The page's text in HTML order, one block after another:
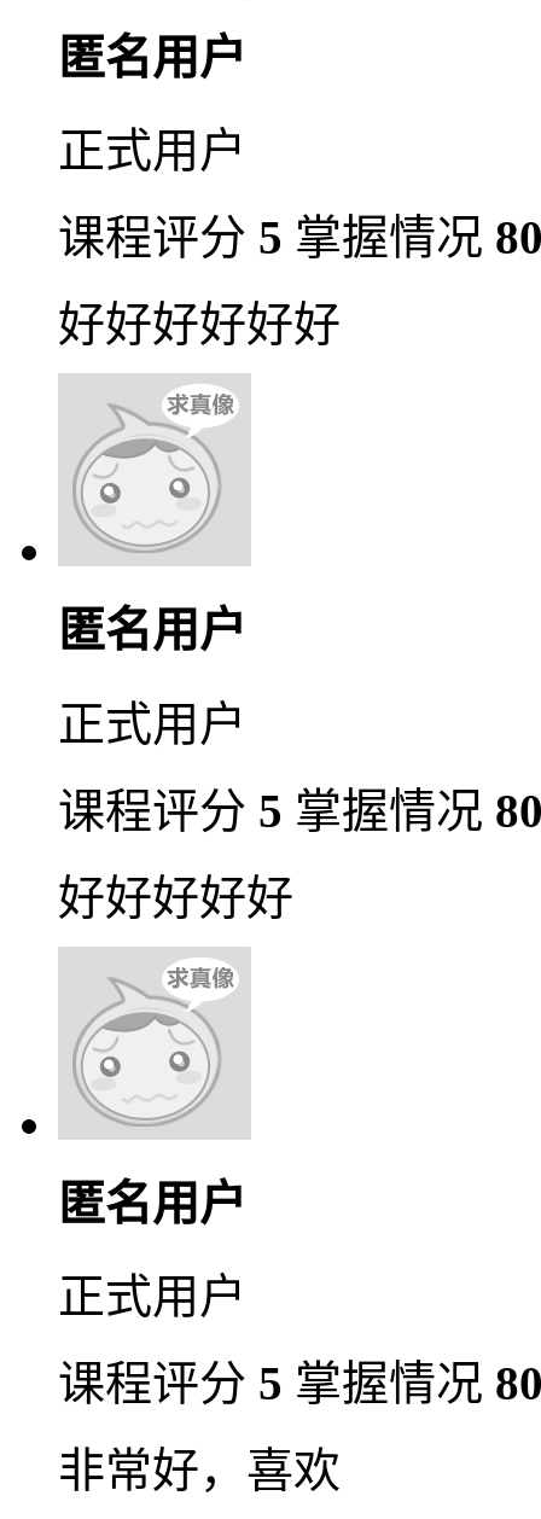
匿名用户
正式用户
课程评分 5 掌握情况
好好好好好好
匿名用户
正式用户
课程评分 5 掌握情况
好好好好好
匿名用户
正式用户
课程评分 5 掌握情况
非常好，喜欢